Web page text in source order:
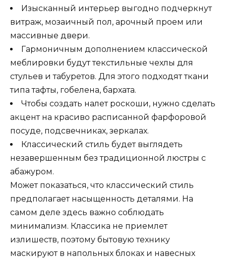
Изысканный интерьер выгодно подчеркнут
витраж, мозаичный пол, арочный проем или
массивные двери.
Гармоничным дополнением классической
меблировки будут текстильные чехлы для
стульев и табуретов. Для этого подходят ткани
типа тафты, гобелена, бархата.
Чтобы создать налет роскоши, нужно сделать
акцент на красиво расписанной фарфоровой
посуде, подсвечниках, зеркалах.
Классический стиль будет выглядеть
незавершенным без традиционной люстры с
абажуром.
Может показаться, что классический стиль
предполагает насыщенность деталями. На
самом деле здесь важно соблюдать
минимализм. Классика не приемлет
излишеств, поэтому бытовую технику
маскируют в напольных блоках и навесных